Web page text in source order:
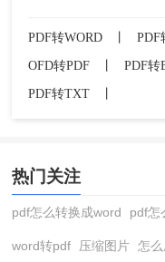
PDF转WORD PDF
OFD转PDF
PDF转
PDF转TXT
热门关注
pdf怎么转换成word pdf怎
word转pdf 压缩图片 怎